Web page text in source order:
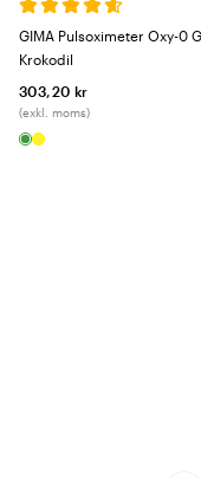
GIMA Pulsoximeter Oxy-0
Krokodil
303,20 kr
(exkl. moms)